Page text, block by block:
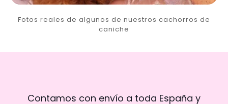
Fotos reales de algunos de nuestros cachorros de
caniche
Contamos con envío a toda España y